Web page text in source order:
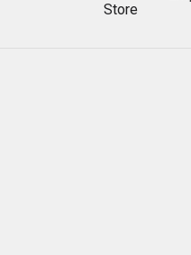
Store